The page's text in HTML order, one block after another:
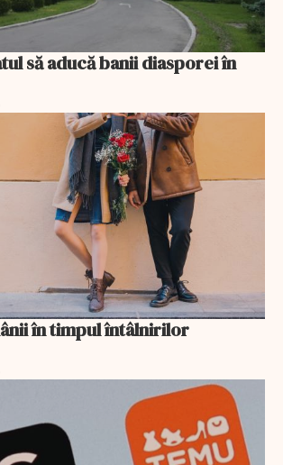
să aducă banii diasporei în
în timpul întâlnirilor